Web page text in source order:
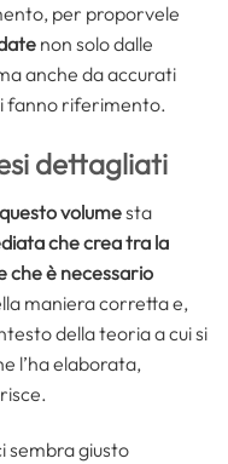
per proporvele
non solo dalle
anche da accurati
fanno riferimento.
dettagliati
volumesta
che crea tra la
che è necessario
maniera corretta e,
della teoria a cui si
l’ha elaborata,
sembra giusto